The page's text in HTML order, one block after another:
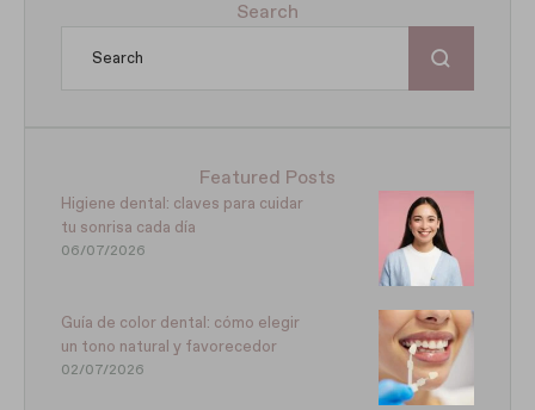
Search
Featured Posts
Higiene dental: claves para cuidar
tu sonrisa cada día
06/07/2026
Guía de color dental: cómo elegir
un tono natural y favorecedor
02/07/2026